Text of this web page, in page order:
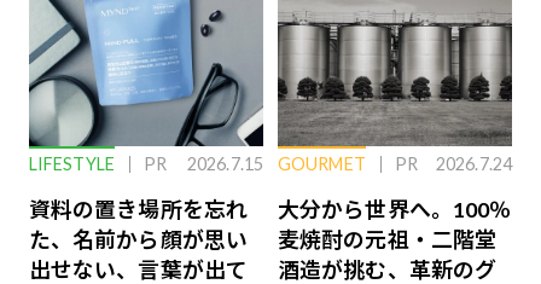
LIFESTYLE PR 2026.7.15
資料の置き場所を忘れ
た、名前から顔が思い
出せない、言葉が出て
GOURMET PR 2026.7.24
大分から世界へ。100％
麦焼酎の元祖・二階堂
酒造が挑む、革新のグ